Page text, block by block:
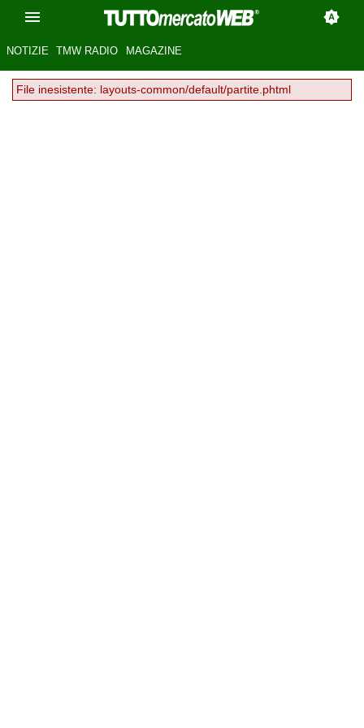
NOTIZIE TMW RADIO MAGAZINE
File inesistente: layouts-common/default/partite.phtml